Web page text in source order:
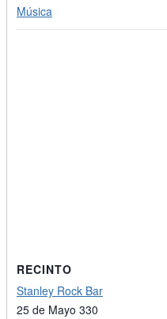
Música
RECINTO
Stanley Rock Bar
25 de Mayo 330